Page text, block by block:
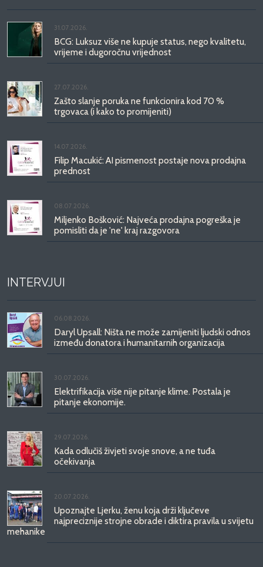
31.07.2026.
BCG: Luksuz više ne kupuje status, nego kvalitetu,
vrijeme i dugoročnu vrijednost
27.07.2026.
Zašto slanje poruka ne funkcionira kod 70 %
trgovaca (i kako to promijeniti)
14.07.2026.
Filip Macukić: AI pismenost postaje nova prodajna
prednost
08.07.2026.
Miljenko Bošković: Najveća prodajna pogreška je
pomisliti da je 'ne' kraj razgovora
INTERVJUI
06.08.2026.
Daryl Upsall: Ništa ne može zamijeniti ljudski odnos
između donatora i humanitarnih organizacija
30.07.2026.
Elektrifikacija više nije pitanje klime. Postala je
pitanje ekonomije.
29.07.2026.
Kada odlučiš živjeti svoje snove, a ne tuđa
očekivanja
20.07.2026.
Upoznajte Ljerku, ženu koja drži ključeve
najpreciznije strojne obrade i diktira pravila u svijetu
mehanike